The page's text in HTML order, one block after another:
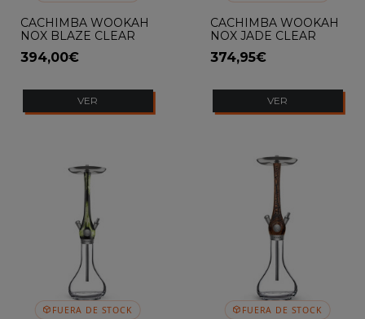
CACHIMBA WOOKAH
NOX BLAZE CLEAR
394,00€
VER
CACHIMBA WOOKAH
NOX JADE CLEAR
374,95€
VER
FUERA DE STOCK FUERA DE STOCK